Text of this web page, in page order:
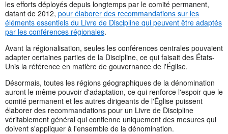
les efforts déployés depuis longtemps par le comité permanent,
datant de 2012, pour élaborer des recommandations sur les
éléments essentiels du Livre de Discipline qui peuvent être adaptés
par les conférences régionales.
Avant la régionalisation, seules les conférences centrales pouvaient
adapter certaines parties de la Discipline, ce qui faisait des États-
Unis la référence en matière de gouvernance de l'Église.
Désormais, toutes les régions géographiques de la dénomination
auront le même pouvoir d'adaptation, ce qui renforce l'espoir que le
comité permanent et les autres dirigeants de l'Église puissent
élaborer des recommandations pour un Livre de Discipline
véritablement général qui contienne uniquement des mesures qui
doivent s'appliquer à l'ensemble de la dénomination.